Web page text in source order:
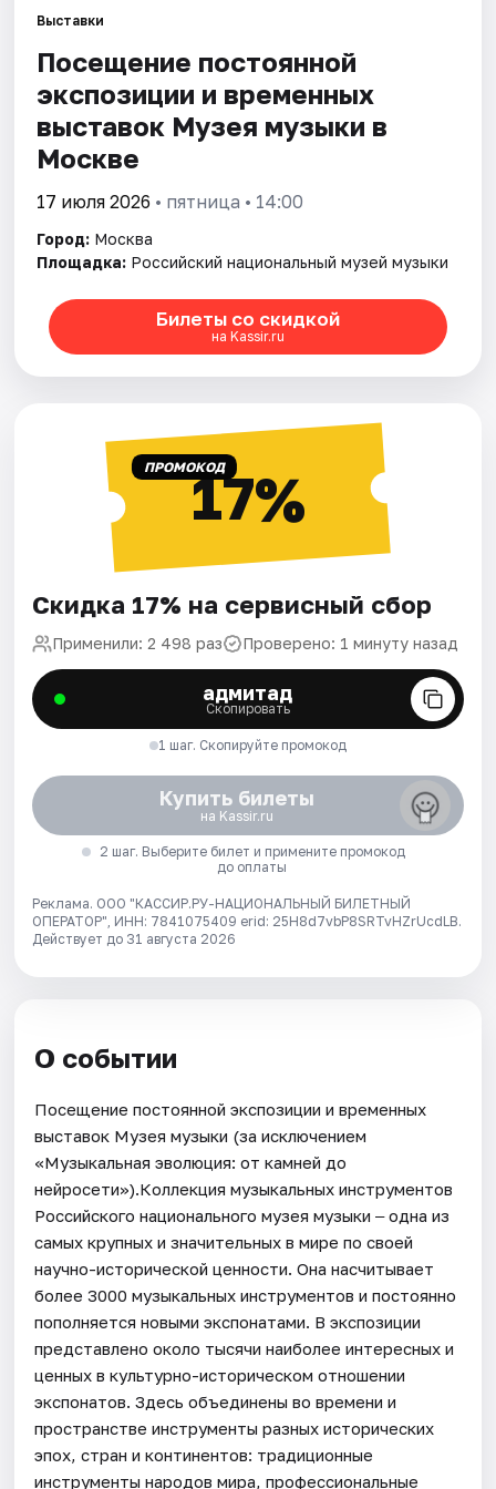
Города
Площадки
Артисты
Рейтинги
Выставки
Посещение постоянной
экспозиции и временных
выставок Музея музыки в
Москве
17 июля 2026 • пятница • 14:00
Город: Москва
Площадка: Российский национальный музей музыки
Билеты со скидкой
на Kassir.ru
ПРОМОКОД17%
Скидка 17% на сервисный сбор
Применили: 2 498 раз Проверено: 1 минуту назад
адмитад
Скопировать
1 шаг. Скопируйте промокод
Купить билеты
на Kassir.ru
2 шаг. Выберите билет и примените промокод
до оплаты
Реклама. ООО "КАССИР.РУ-НАЦИОНАЛЬНЫЙ БИЛЕТНЫЙ
ОПЕРАТОР", ИНН: 7841075409 erid: 25H8d7vbP8SRTvHZrUcdLB.
Действует до 31 августа 2026
О событии
Посещение постоянной экспозиции и временных
выставок Музея музыки (за исключением
«Музыкальная эволюция: от камней до
нейросети»).Коллекция музыкальных инструментов
Российского национального музея музыки ‒ одна из
самых крупных и значительных в мире по своей
научно-исторической ценности. Она насчитывает
более 3000 музыкальных инструментов и постоянно
пополняется новыми экспонатами. В экспозиции
представлено около тысячи наиболее интересных и
ценных в культурно-историческом отношении
экспонатов. Здесь объединены во времени и
пространстве инструменты разных исторических
эпох, стран и континентов: традиционные
инструменты народов мира, профессиональные